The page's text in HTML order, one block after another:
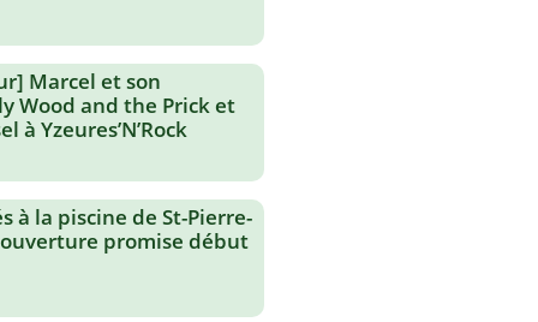
Marcel et son
Wood and the Prick et
à Yzeures’N’Rock
à la piscine de St-Pierre-
promise début